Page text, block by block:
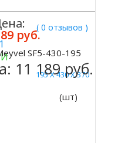
( 0 отзывов )
195 Х 430 Х 370
руб.
SF5-430-195
11 189 руб.
(шт)